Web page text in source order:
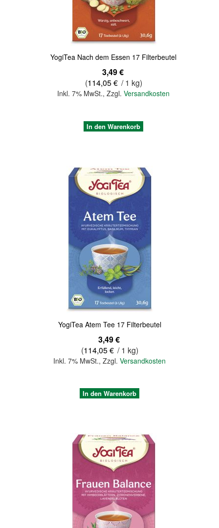
YogiTea Nach dem Essen 17 Filterbeutel
3,49 €
(114,05 € / 1 kg)
Inkl. 7% MwSt.,Zzgl.Versandkosten
In den Warenkorb
YogiTea Atem Tee 17 Filterbeutel
3,49 €
(114,05 € / 1 kg)
Inkl. 7% MwSt., Zzgl. Versandkosten
In den Warenkorb